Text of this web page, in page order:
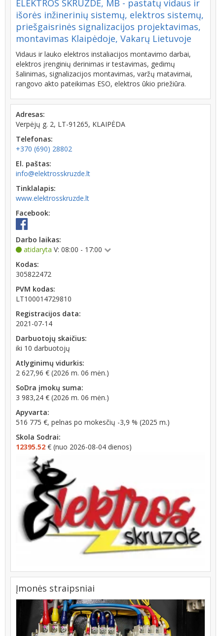
ELEKTROS SKRUZDĖ, MB - pastatų vidaus ir
išorės inžinerinių sistemų, elektros sistemų,
priešgaisrinės signalizacijos projektavimas,
montavimas Klaipėdoje, Vakarų Lietuvoje
Vidaus ir lauko elektros instaliacijos montavimo darbai,
elektros įrenginių derinimas ir testavimas, gedimų
šalinimas, signalizacijos montavimas, varžų matavimai,
rangovo akto pateikimas ESO, elektros ūkio priežiūra.
Adresas:
Verpėjų g. 2, LT-91265, KLAIPĖDA
Telefonas:
+370 (690) 28802
El. paštas:
info@elektrosskruzde.lt
Tinklalapis:
www.elektrosskruzde.lt
Facebook:
Darbo laikas:
atidaryta V: 08:00 - 17:00
Kodas:
305822472
PVM kodas:
LT100014729810
Registracijos data:
2021-07-14
Darbuotojų skaičius:
iki 10 darbuotojų
Atlyginimų vidurkis:
2 627,96 € (2026 m. 06 mėn.)
SoDra įmokų suma:
3 983,24 € (2026 m. 06 mėn.)
Apyvarta:
516 775 €, pelnas po mokesčių -3,9 % (2025 m.)
Skola Sodrai:
12395.52 € (nuo 2026-08-04 dienos)
Įmonės straipsniai